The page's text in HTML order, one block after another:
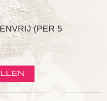
(PER 5